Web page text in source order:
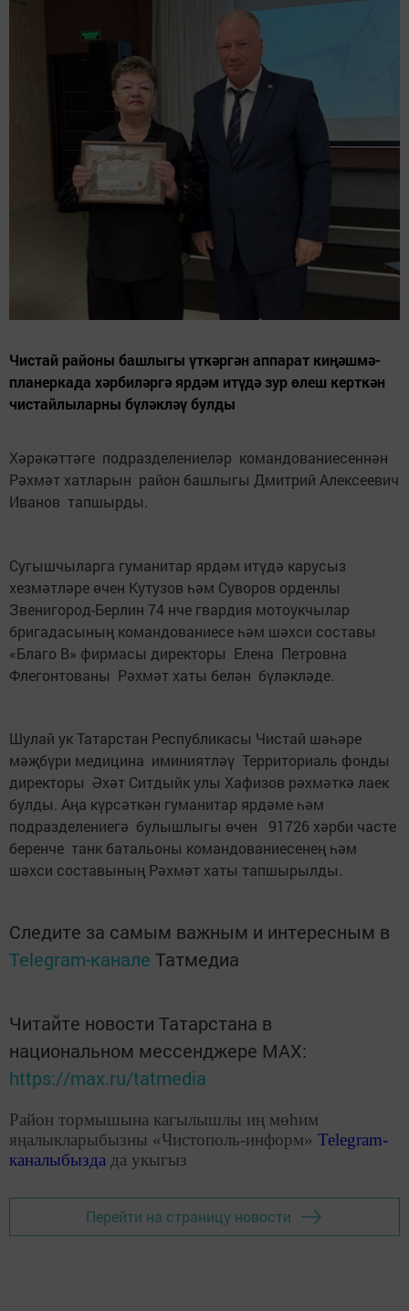
Чистай районы башлыгы үткәргән аппарат киңәшмә-
планеркада хәрбиләргә ярдәм итүдә зур өлеш керткән
чистайлыларны бүләкләү булды
Хәрәкәттәге подразделениеләр командованиесеннән
Рәхмәт хатларын район башлыгы Дмитрий Алексеевич
Иванов тапшырды.
Сугышчыларга гуманитар ярдәм итүдә карусыз
хезмәтләре өчен Кутузов һәм Суворов орденлы
Звенигород-Берлин 74 нче гвардия мотоукчылар
бригадасының командованиесе һәм шәхси составы
«Благо В» фирмасы директоры Елена Петровна
Флегонтованы Рәхмәт хаты белән бүләкләде.
Шулай ук Татарстан Республикасы Чистай шәһәре
мәҗбүри медицина иминиятләү Территориаль фонды
директоры Әхәт Ситдыйк улы Хафизов рәхмәткә лаек
булды. Аңа күрсәткән гуманитар ярдәме һәм
подразделениегә булышлыгы өчен 91726 хәрби часте
беренче танк батальоны командованиесенең һәм
шәхси составының Рәхмәт хаты тапшырылды.
Следите за самым важным и интересным в
Telegram-канале Татмедиа
Читайте новости Татарстана в
национальном мессенджере MАХ:
https://max.ru/tatmedia
Район тормышына кагылышлы иң мөһим
яңалыкларыбызны «Чистополь-информ» Telegram-
каналыбызда да укыгыз
Перейти на страницу новости